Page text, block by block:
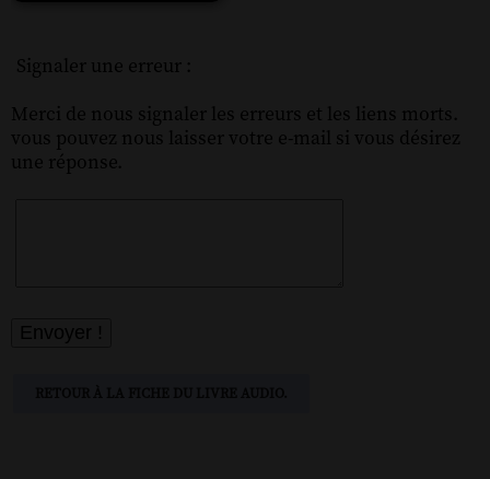
Signaler une erreur :
Merci de nous signaler les erreurs et les liens morts.
vous pouvez nous laisser votre e-mail si vous désirez
une réponse.